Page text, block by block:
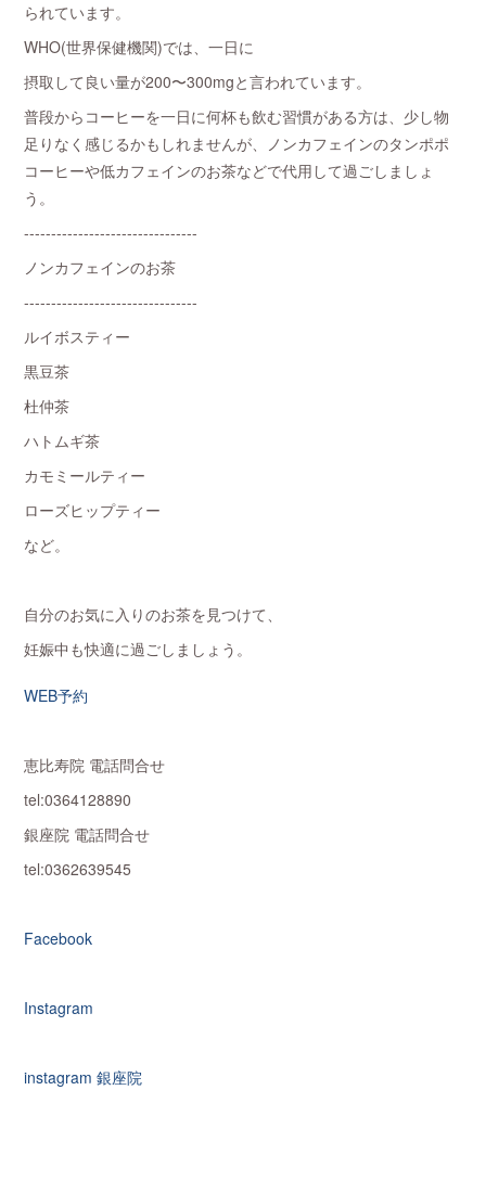
られています。
WHO(世界保健機関)では、一日に
摂取して良い量が200〜300mgと言われています。
普段からコーヒーを一日に何杯も飲む習慣がある方は、少し物
足りなく感じるかもしれませんが、ノンカフェインのタンポポ
コーヒーや低カフェインのお茶などで代用して過ごしましょ
う。
--------------------------------
ノンカフェインのお茶
--------------------------------
ルイボスティー
黒豆茶
杜仲茶
ハトムギ茶
カモミールティー
ローズヒップティー
など。
自分のお気に入りのお茶を見つけて、
妊娠中も快適に過ごしましょう。
WEB予約
恵比寿院 電話問合せ
tel:0364128890
銀座院 電話問合せ
tel:0362639545
Facebook
Instagram
instagram 銀座院